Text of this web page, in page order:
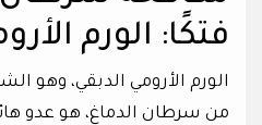
فتكًا: الورم
الورم الأرومي الدبقي، وهو
من سرطان الدماغ، هو عدو